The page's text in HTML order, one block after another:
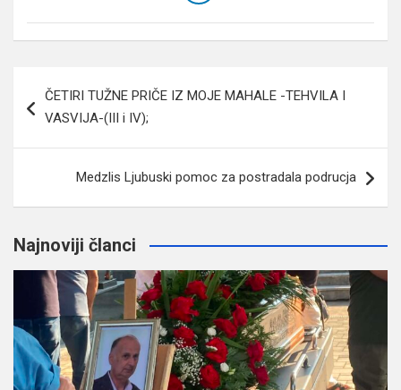
članaka
ČETIRI TUŽNE PRIČE IZ MOJE MAHALE -TEHVILA I
VASVIJA-(III i IV);
Medzlis Ljubuski pomoc za postradala podrucja
Najnoviji članci